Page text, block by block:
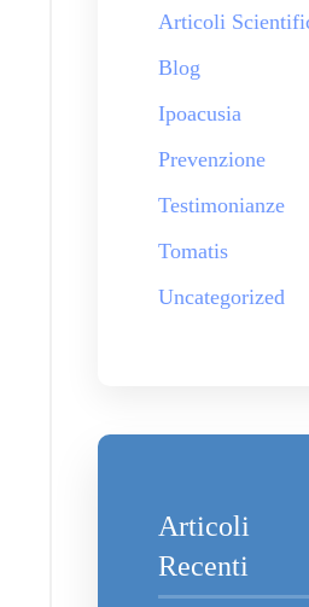
Articoli
Blog
Ipoacusia
Prevenzione
Testimonianze
Tomatis
Uncategorized
Articoli
Recenti